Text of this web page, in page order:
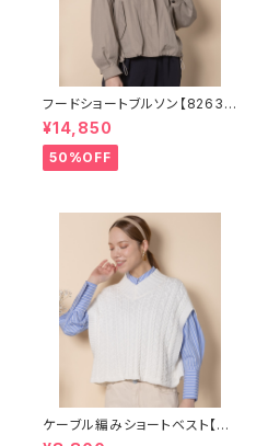
フードショートブルソン【82630
03】
¥14,850
50%OFF
ケーブル編みショートベスト【82
68001】